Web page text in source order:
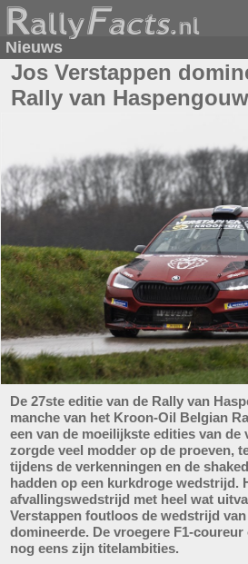
Nieuws
Jos Verstappen
Rally van Haspengouw
De 27ste editie van de Rally van
manche van het Kroon-Oil Belgian
een van de moeilijkste edities van de
zorgde veel modder op de proeven,
tijdens de verkenningen en de
hadden op een kurkdroge wedstrijd.
afvallingswedstrijd met heel wat
Verstappen foutloos de wedstrijd
domineerde. De vroegere F1-
nog eens zijn titelambities.